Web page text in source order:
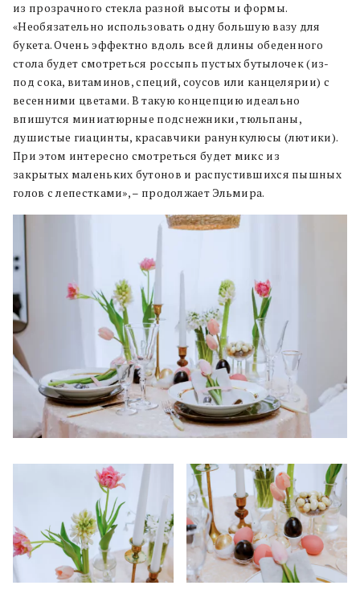
из прозрачного стекла разной высоты и формы.
«Необязательно использовать одну большую вазу для
букета. Очень эффектно вдоль всей длины обеденного
стола будет смотреться россыпь пустых бутылочек (из-
под сока, витаминов, специй, соусов или канцелярии) с
весенними цветами. В такую концепцию идеально
впишутся миниатюрные подснежники, тюльпаны,
душистые гиацинты, красавчики ранункулюсы (лютики).
При этом интересно смотреться будет микс из
закрытых маленьких бутонов и распустившихся пышных
голов с лепестками», – продолжает Эльмира.